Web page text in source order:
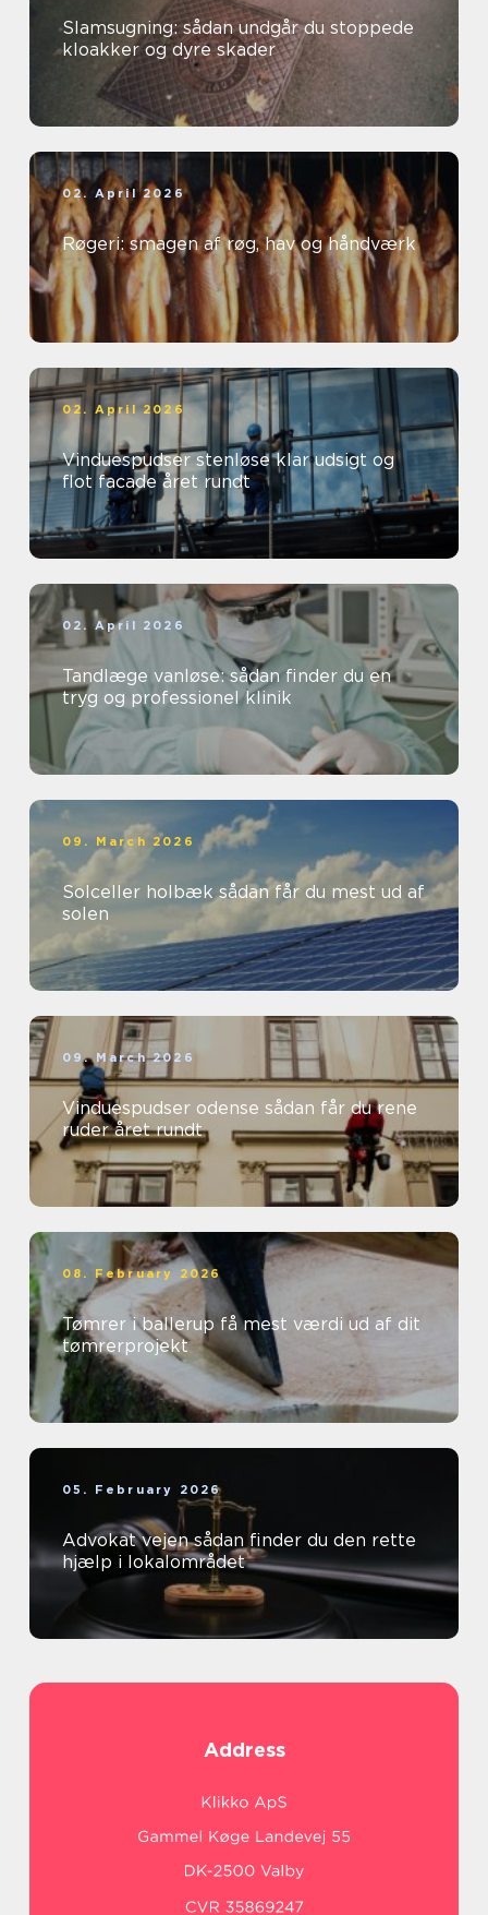
Slamsugning: sådan undgår du stoppede
kloakker og dyre skader
02. April 2026
Røgeri: smagen af røg, hav og håndværk
02. April 2026
Vinduespudser stenløse klar udsigt og
flot facade året rundt
02. April 2026
Tandlæge vanløse: sådan finder du en
tryg og professionel klinik
09. March 2026
Solceller holbæk sådan får du mest ud af
solen
09. March 2026
Vinduespudser odense sådan får du rene
ruder året rundt
08. February 2026
Tømrer i ballerup få mest værdi ud af dit
tømrerprojekt
05. February 2026
Advokat vejen sådan finder du den rette
hjælp i lokalområdet
Address